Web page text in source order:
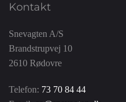
Kontakt
Snevagten A/S
Brandstrupvej 10
2610 Rødovre
Telefon: 73 70 84 44